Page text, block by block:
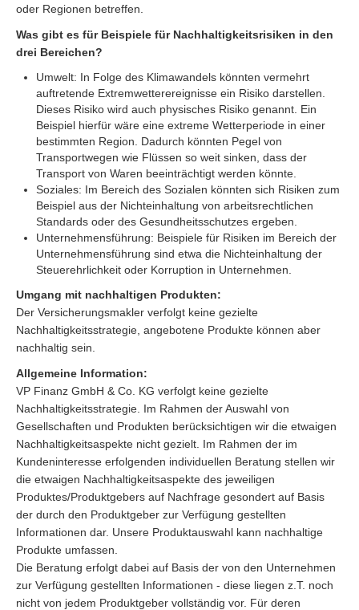
oder Regionen betreffen.
Was gibt es für Beispiele für Nachhaltigkeitsrisiken in den
drei Bereichen?
Umwelt: In Folge des Klimawandels könnten vermehrt
auftretende Extremwetterereignisse ein Risiko darstellen.
Dieses Risiko wird auch physisches Risiko genannt. Ein
Beispiel hierfür wäre eine extreme Wetterperiode in einer
bestimmten Region. Dadurch könnten Pegel von
Transportwegen wie Flüssen so weit sinken, dass der
Transport von Waren beeinträchtigt werden könnte.
Soziales: Im Bereich des Sozialen könnten sich Risiken zum
Beispiel aus der Nichteinhaltung von arbeitsrechtlichen
Standards oder des Gesundheitsschutzes ergeben.
Unternehmensführung: Beispiele für Risiken im Bereich der
Unternehmensführung sind etwa die Nichteinhaltung der
Steuerehrlichkeit oder Korruption in Unternehmen.
Umgang mit nachhaltigen Produkten:
Der Versicherungsmakler verfolgt keine gezielte
Nachhaltigkeitsstrategie, angebotene Produkte können aber
nachhaltig sein.
Allgemeine Information:
VP Finanz GmbH & Co. KG verfolgt keine gezielte
Nachhaltigkeitsstrategie. Im Rahmen der Auswahl von
Gesellschaften und Produkten berücksichtigen wir die etwaigen
Nachhaltigkeitsaspekte nicht gezielt. Im Rahmen der im
Kundeninteresse erfolgenden individuellen Beratung stellen wir
die etwaigen Nachhaltigkeitsaspekte des jeweiligen
Produktes/Produktgebers auf Nachfrage gesondert auf Basis
der durch den Produktgeber zur Verfügung gestellten
Informationen dar. Unsere Produktauswahl kann nachhaltige
Produkte umfassen.
Die Beratung erfolgt dabei auf Basis der von den Unternehmen
zur Verfügung gestellten Informationen - diese liegen z.T. noch
nicht von jedem Produktgeber vollständig vor. Für deren